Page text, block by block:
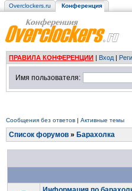
Overclockers.ru Конференция
ПРАВИЛА КОНФЕРЕНЦИИ | Вход |
Имя пользователя:
Сообщения без ответов | Активные темы
Список форумов » Барахолка